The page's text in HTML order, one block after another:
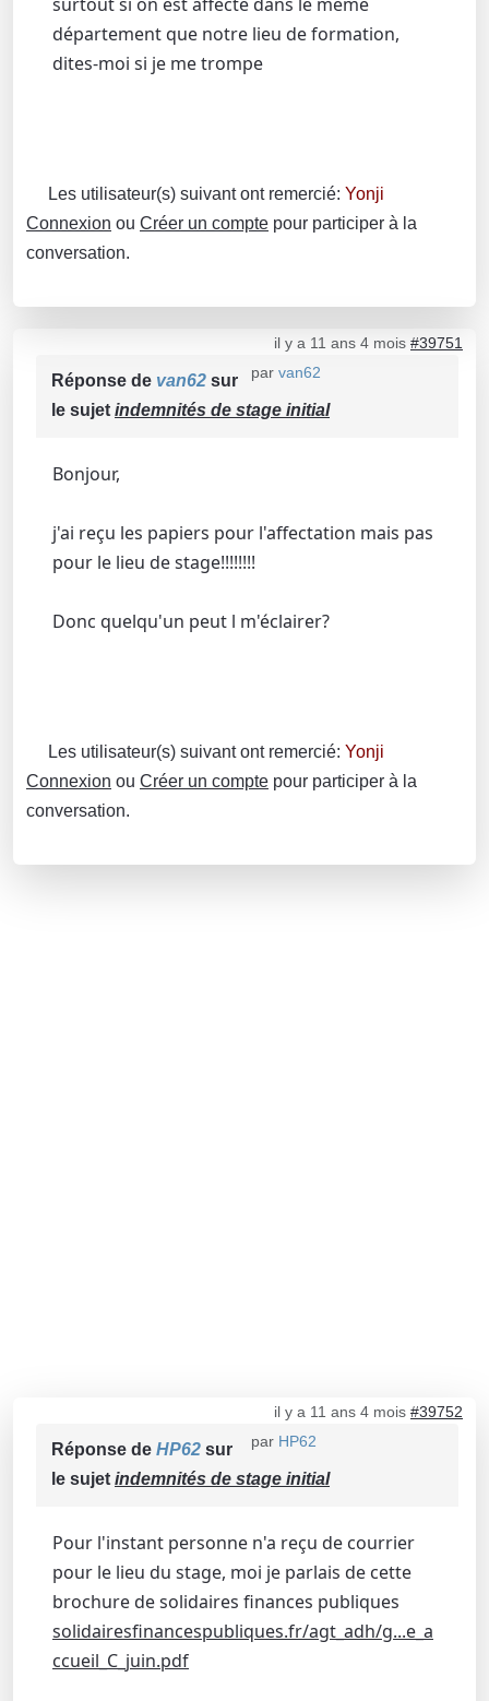
département que notre lieu de formation,
dites-moi si je me trompe
Les utilisateur(s) suivant ont remercié: Yonji
Connexion ou Créer un compte pour participer à la
conversation.
il y a 11 ans 4 mois #39751
par van62
Réponse de van62 sur
le sujet indemnités de stage initial
Bonjour,
j'ai reçu les papiers pour l'affectation mais pas
pour le lieu de stage!!!!!!!!
Donc quelqu'un peut l m'éclairer?
Les utilisateur(s) suivant ont remercié: Yonji
Connexion ou Créer un compte pour participer à la
conversation.
il y a 11 ans 4 mois #39752
par HP62
Réponse de HP62 sur
le sujet indemnités de stage initial
Pour l'instant personne n'a reçu de courrier
pour le lieu du stage, moi je parlais de cette
brochure de solidaires finances publiques
solidairesfinancespubliques.fr/agt_adh/g...e_a
ccueil_C_juin.pdf